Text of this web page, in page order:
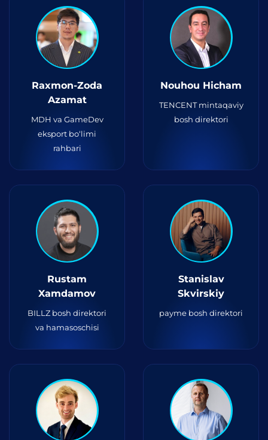
Raxmon-Zoda
Azamat
MDH va GameDev
eksport bo‘limi
rahbari
Nouhou Hicham
TENCENT mintaqaviy
bosh direktori
Rustam
Xamdamov
BILLZ bosh direktori
va hamasoschisi
Stanislav
Skvirskiy
payme bosh direktori